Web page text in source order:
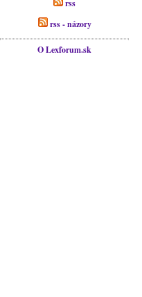
rss
rss - názory
O Lexforum.sk